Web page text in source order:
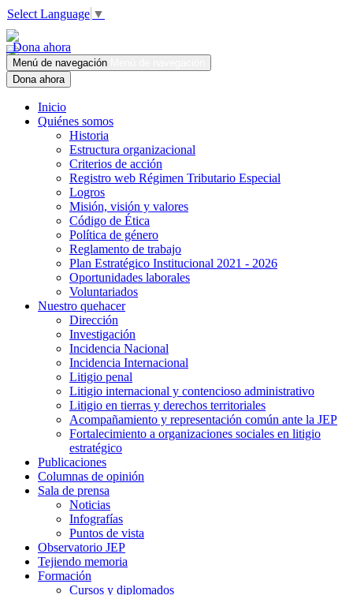
Select Language ▼
Dona ahora
Menú de navegación
Dona ahora
Inicio
Quiénes somos
Historia
Estructura organizacional
Criterios de acción
Registro web Régimen Tributario Especial
Logros
Misión, visión y valores
Código de Ética
Política de género
Reglamento de trabajo
Plan Estratégico Institucional 2021 - 2026
Oportunidades laborales
Voluntariados
Nuestro quehacer
Dirección
Investigación
Incidencia Nacional
Incidencia Internacional
Litigio penal
Litigio internacional y contencioso administrativo
Litigio en tierras y derechos territoriales
Acompañamiento y representación común ante la JEP
Fortalecimiento a organizaciones sociales en litigio
estratégico
Publicaciones
Columnas de opinión
Sala de prensa
Noticias
Infografías
Puntos de vista
Observatorio JEP
Tejiendo memoria
Formación
Cursos y diplomados